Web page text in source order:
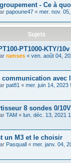
- Ce à
papoune47 « mer. nov.
Sujets
PT1000-KTY/
ramses « ven. août 04,
communication avec
pat81 « mer. juin 14, 2023
8 sondes 0/
TAM « lun. déc. 13, 2021
un M3 et le choisir
Pasquall « mer. janv. 04,